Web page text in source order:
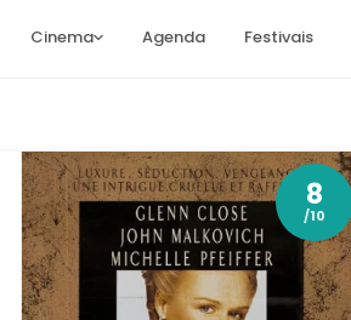
Cinema Agenda Festivais
8
/10